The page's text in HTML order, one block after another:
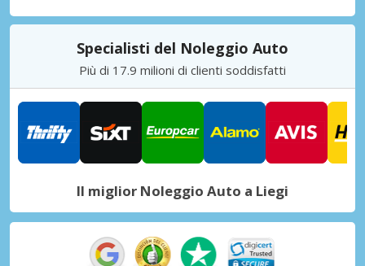
Specialisti del Noleggio Auto
Più di 17.9 milioni di clienti soddisfatti
Il miglior Noleggio Auto a Liegi